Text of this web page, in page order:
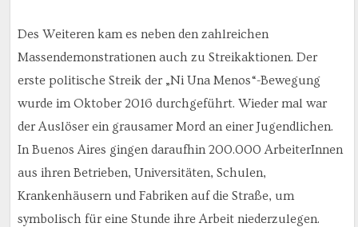
Des Weiteren kam es neben den zahlreichen
Massendemonstrationen auch zu Streikaktionen. Der
erste politische Streik der „Ni Una Menos“-Bewegung
wurde im Oktober 2016 durchgeführt. Wieder mal war
der Auslöser ein grausamer Mord an einer Jugendlichen.
In Buenos Aires gingen daraufhin 200.000 ArbeiterInnen
aus ihren Betrieben, Universitäten, Schulen,
Krankenhäusern und Fabriken auf die Straße, um
symbolisch für eine Stunde ihre Arbeit niederzulegen.